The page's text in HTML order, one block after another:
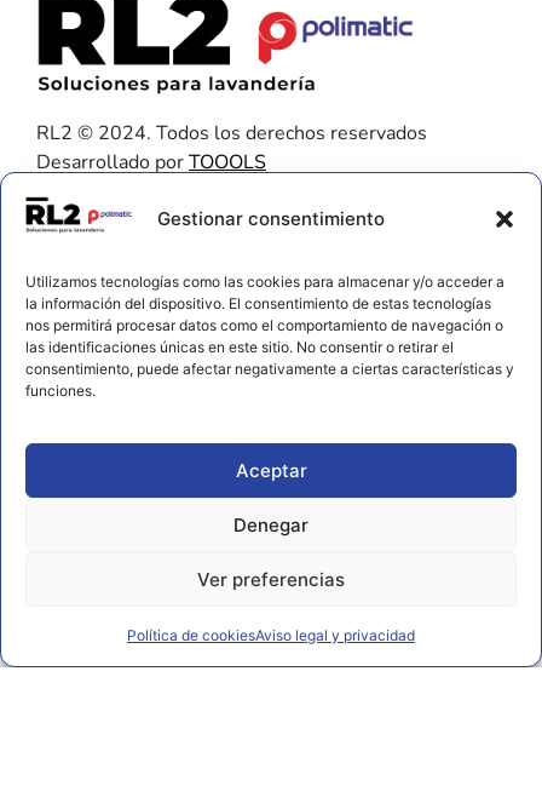
Gestionar consentimiento
Utilizamos tecnologías como las cookies para almacenar y/o acceder a
la información del dispositivo. El consentimiento de estas tecnologías
nos permitirá procesar datos como el comportamiento de navegación o
las identificaciones únicas en este sitio. No consentir o retirar el
consentimiento, puede afectar negativamente a ciertas características y
funciones.
Aceptar
Denegar
Ver preferencias
Política de cookiesAviso legal y privacidad
RL2 © 2024. Todos los derechos reservados
Desarrollado porTOOOLS
Contacto
672 202 722
info@rl2.eu
Información
Aviso legal y privacidad
Declaración de accesibilidad